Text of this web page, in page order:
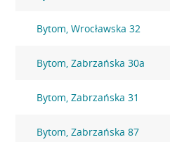
Bytom, Wrocławska 32
Bytom, Zabrzańska 30a
Bytom, Zabrzańska 31
Bytom, Zabrzańska 87